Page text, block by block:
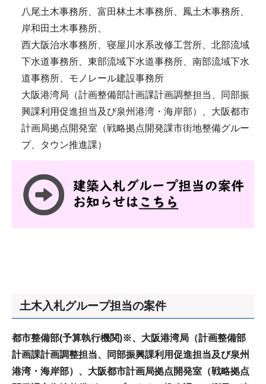
八尾土木事務所、富田林土木事務所、鳳土木事務所、
岸和田土木事務所、
西大阪治水事務所、寝屋川水系改修工営所、北部流域
下水道事務所、東部流域下水道事務所、南部流域下水
道事務所、モノレール建設事務所
大阪港湾局（計画整備部計画課計画調整担当、同部振
興課利用促進担当及び泉州港湾・海岸部）、大阪都市
計画局拠点開発室（戦略拠点開発課市街地整備グルー
プ、タウン推進課）
土木入札グループ担当の案件
都市整備部(予算執行機関)※、大阪港湾局（計画整備部
計画課計画調整担当、同部振興課利用促進担当及び泉州
港湾・海岸部）、大阪都市計画局拠点開発室（戦略拠点